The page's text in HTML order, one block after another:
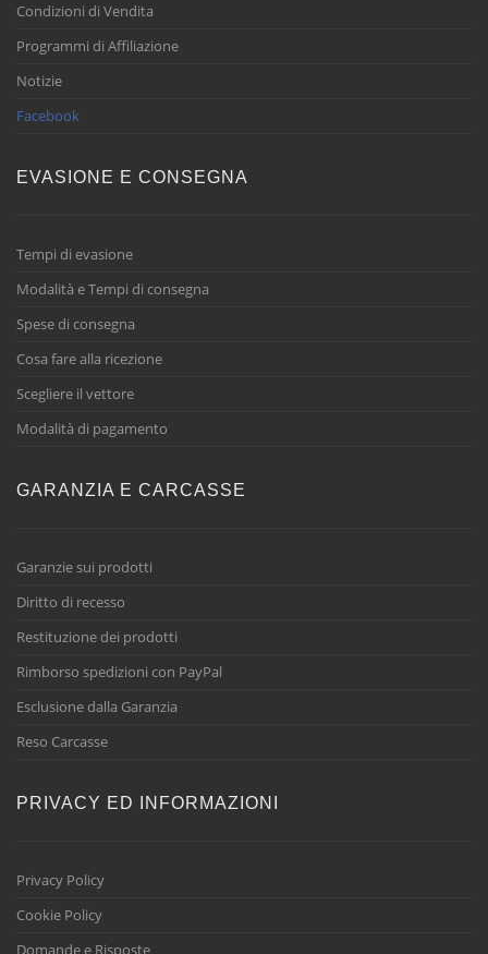
Condizioni di Vendita
Programmi di Affiliazione
Notizie
Facebook
EVASIONE E CONSEGNA
Tempi di evasione
Modalità e Tempi di consegna
Spese di consegna
Cosa fare alla ricezione
Scegliere il vettore
Modalità di pagamento
GARANZIA E CARCASSE
Garanzie sui prodotti
Diritto di recesso
Restituzione dei prodotti
Rimborso spedizioni con PayPal
Esclusione dalla Garanzia
Reso Carcasse
PRIVACY ED INFORMAZIONI
Privacy Policy
Cookie Policy